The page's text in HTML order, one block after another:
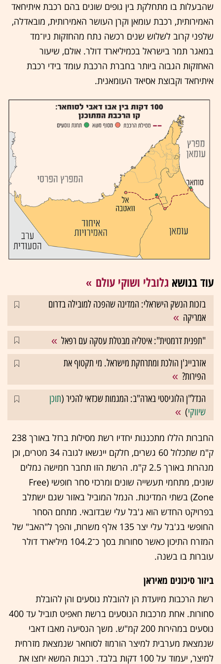
שהבעלות בו מתחלקת בין גופים שונים בהם רכבת איתיחאד
האמירותית, רכבת עומאן וקרן העושר האמירותית, מובאדלה,
שלפני קרוב לשלוש שנים רכשה נתח מהחזקות ניו־מד
במאגר תמר בישראל בכמיליארד דולר. אולם, שיעור
האחזקות הגבוה ביותר בחברת הרכבת עומד בידי רכבת
איתיחאד וקבוצת אסיאד העומאנית.
עוד בנושא גלובלי ושוקי עולם
בזכות הנשק הישראלי: המדינה שהפכה למובילה בדרום
אמריקה
"תפנית דרמטית": איטליה מבטלת עסקה עם רפאל
אזרבייג'ן הולכת ומתרחקת מישראל. מי תקטוף את
הפירות?
הנדל"ן הלוגיסטי בארה"ב: המגמות שכדאי להכיר (תוכן
שיווקי)
החברות הללו מתכננות יחדיו רשת מסילות ברזל באורך 238
ק"מ שתכלול 60 גשרים, חלקם יינשאו לגובה 34 מטרים, וכן
מנהרות באורך 2.5 ק"מ. הרשת הזו תחבר חמישה נמלים
שונים, מתחמי תעשייה שונים ומרכזי סחר חופשי (Free
Zone) בשתי המדינות. הנמל המוביל באזור שגם ישתלב
בפרויקט החדש הוא ג'בל עלי שבדובאי. מתחם הסחר
החופשי בג'בל עלי יצר 135 אלף משרות, והפך ל"האב" של
המזרח התיכון כאשר סחורות בסך כ־104.2 מיליארד דולר
עוברות בו בשנה.
ביזור סיכונים מאיראן
רשת הרכבות מיועדת הן להובלת נוסעים והן להובלת
סחורות. אחת מרכבות הנוסעים ברשת חאפיט תוביל עד 400
נוסעים במהירות 200 קמ"ש. משך הנסיעה מאבו דאבי
שנמצאת מערבית למיצר הורמוז לסוחאר שנמצאת מזרחית
למיצר, יעמוד על 100 דקות בלבד. רכבות המשא יחצו את